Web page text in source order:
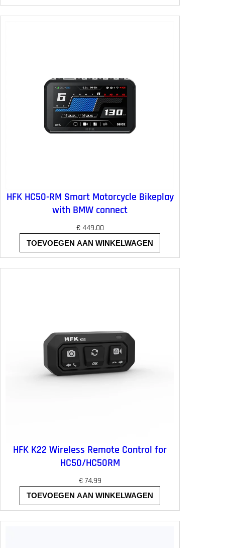
HFK HC50-RM Smart Motorcycle Bikeplay
with BMW connect
€449.00
TOEVOEGEN AAN WINKELWAGEN
HFK K22 Wireless Remote Control for
HC50/HC50RM
€74.99
TOEVOEGEN AAN WINKELWAGEN